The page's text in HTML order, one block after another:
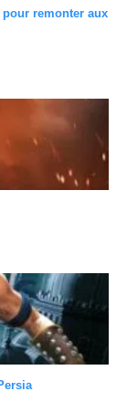
remonter aux